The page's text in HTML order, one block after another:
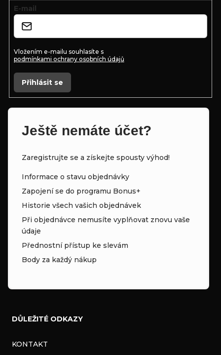
E-mail
Vložením e-mailu souhlasíte s
podmínkami ochrany osobních údajů
Přihlásit se
Ještě nemáte účet?
Zaregistrujte se a získejte spousty výhod!
Informace o stavu objednávky
Zapojení se do programu Bonus+
Historie všech vašich objednávek
Při objednávce nemusíte vyplňovat znovu vaše
údaje
Přednostní přístup ke slevám
Body za každý nákup
DŮLEŽITÉ ODKAZY
KONTAKT